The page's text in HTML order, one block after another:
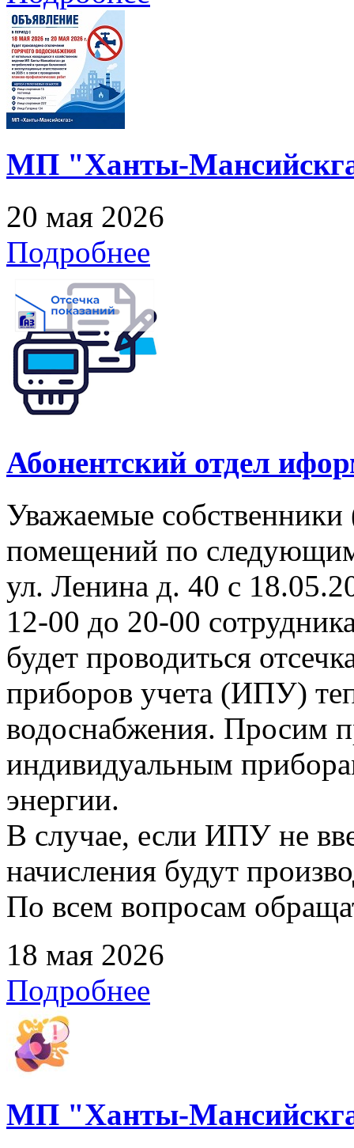
МП "Ханты-
20 мая 2026
Подробнее
Абонентский отдел
Уважаемые
помещений по
ул. Ленина д. 40 с
12-00 до 20-00
будет проводиться
приборов учета (ИПУ)
водоснабжения. Просим
индивидуальным
энергии.
В случае, если ИПУ не
начисления будут
По всем вопросам
18 мая 2026
Подробнее
МП "Ханты-